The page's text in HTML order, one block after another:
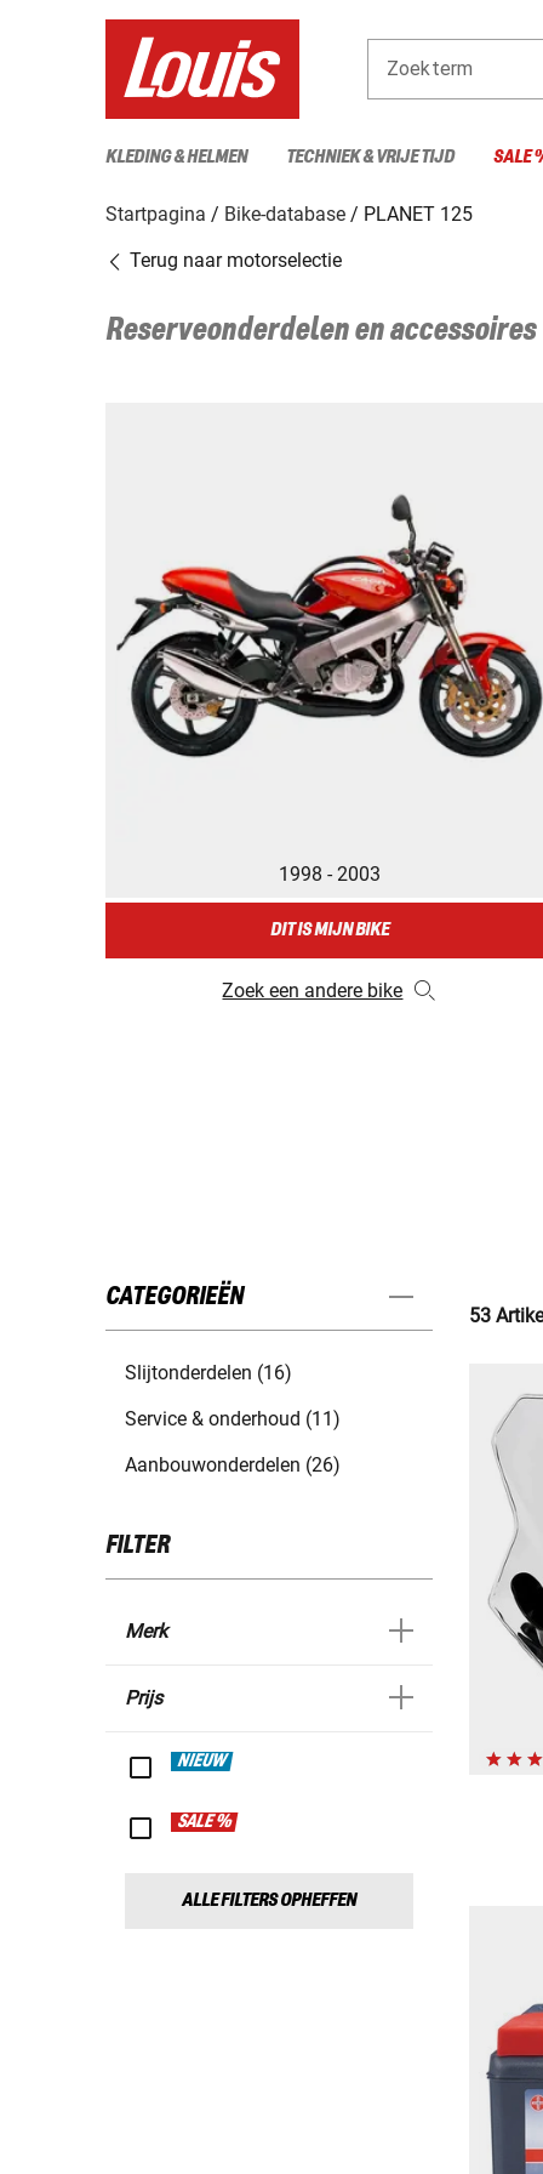
Zoekterm
KLEDING & HELMEN TECHNIEK & VRIJE TIJD SALE
Startpagina Bike-database
PLANET 125
Terug naar motorselectie
Reserveonderdelen en
1998 - 2003
DIT IS MIJN BIKE
Zoek een andere bike
CATEGORIEËN
Slijtonderdelen (16)
Service & onderhoud (11)
Aanbouwonderdelen (26)
FILTER
Merk
Prijs
NIEUW
SALE %
ALLE FILTERS OPHEFFEN
53